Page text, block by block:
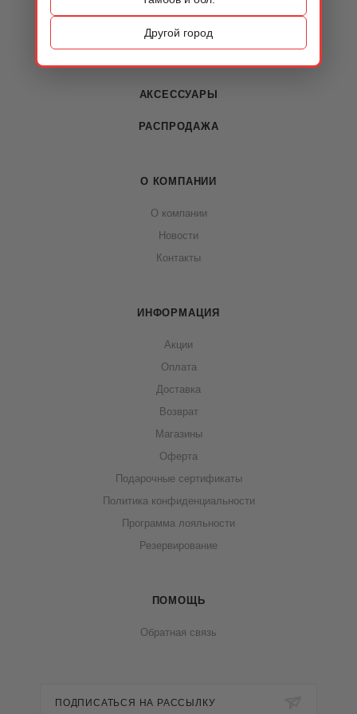
Другой город
ОБУВЬ
СУМКИ
АКСЕССУАРЫ
РАСПРОДАЖА
О КОМПАНИИ
О компании
Новости
Контакты
ИНФОРМАЦИЯ
Акции
Оплата
Доставка
Возврат
Магазины
Оферта
Подарочные сертификаты
Политика конфиденциальности
Программа лояльности
Резервирование
ПОМОЩЬ
Обратная связь
ПОДПИСАТЬСЯ НА РАССЫЛКУ